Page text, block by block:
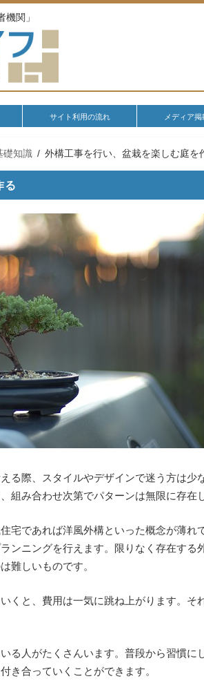
関」
サイト利用の流れ メディア
礎知識 外構工事を行い、盆栽を楽しむ庭を
る
る際、スタイルやデザインで迷う方は少
組み合わせ次第でパターンは無限に存在
宅であれば洋風外構といった概念が薄れ
ンニングを行えます。限りなく存在する
難しいものです。
くと、費用は一気に跳ね上がります。そ
る人がたくさんいます。普段から習慣に
き合っていくことができます。